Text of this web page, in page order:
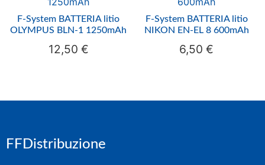
F-System BATTERIA litio
OLYMPUS BLN-1 1250mAh
12,50 €
F-System BATTERIA litio
NIKON EN-EL 8 600mAh
6,50€
FFDistribuzione